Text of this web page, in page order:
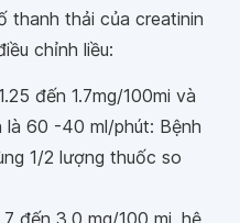
thanh thải của creatinin
chỉnh liều:
đến 1.7mg/100mi và
là 60 -40 ml/phút: Bệnh
1/2 lượng thuốc so
đến 3,0 mg/100 mi, hệ